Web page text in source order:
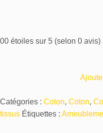
00 étoiles sur 5 (selon 0 avis)
Catégories : Coton, Coton,
tissus Étiquettes :